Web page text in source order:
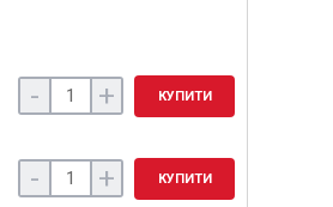
- + КУПИТИ
- + КУПИТИ